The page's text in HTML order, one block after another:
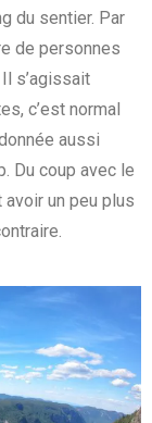
du sentier. Par
de personnes
s’agissait
c’est normal
aussi
Du coup avec le
avoir un peu plus